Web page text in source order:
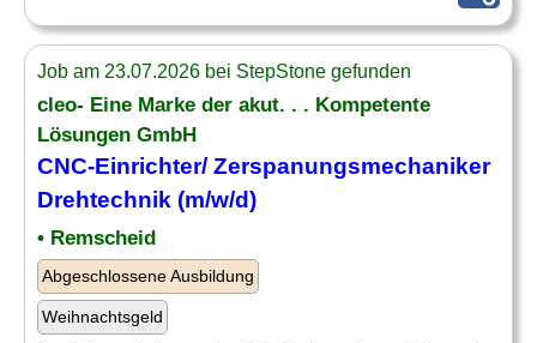
Job am 23.07.2026 bei StepStone gefunden
cleo- Eine Marke der akut. . . Kompetente
Lösungen GmbH
CNC-Einrichter/ Zerspanungsmechaniker
Drehtechnik (m/w/d)
• Remscheid
Abgeschlossene Ausbildung
Weihnachtsgeld